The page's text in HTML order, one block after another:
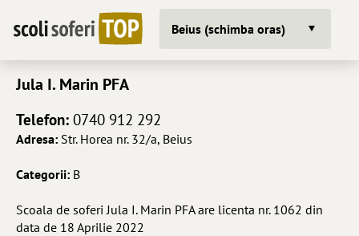
Beius (schimba oras)
Jula I. Marin PFA
Telefon: 0740 912 292
Adresa: Str. Horea nr. 32/a, Beius
Categorii: B
Scoala de soferi Jula I. Marin PFA are licenta nr. 1062 din
data de 18 Aprilie 2022